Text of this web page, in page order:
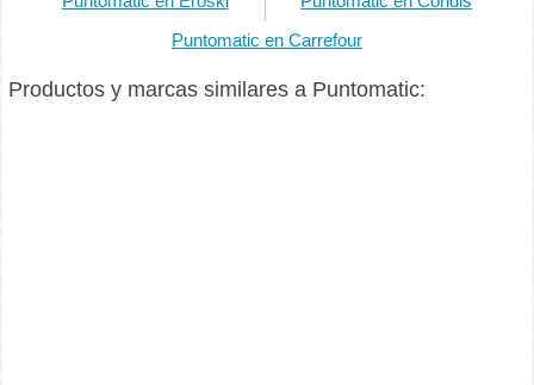
Puntomatic en Carrefour
Productos y marcas similares a Puntomatic: